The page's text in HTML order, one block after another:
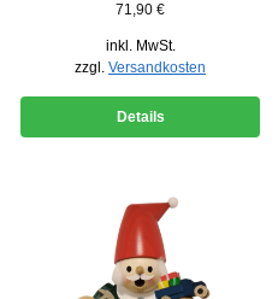
71,90 €
inkl. MwSt.
zzgl. Versandkosten
Details